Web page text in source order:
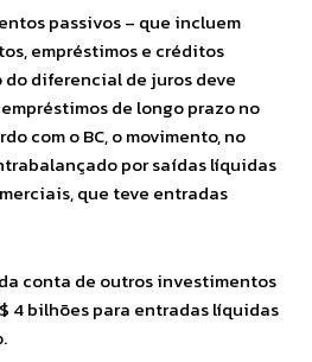
passivos – que incluem
empréstimos e créditos
diferencial de juros deve
de longo prazo no
com o BC, o movimento, no
por saídas líquidas
que teve entradas
conta de outros investimentos
4 bilhões para entradas líquidas